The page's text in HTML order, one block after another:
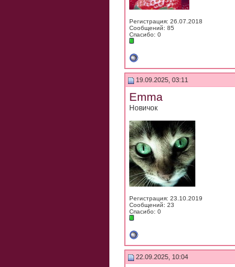
Регистрация: 26.07.2018
Сообщений: 85
Спасибо: 0
19.09.2025, 03:11
Emma
Новичок
Регистрация: 23.10.2019
Сообщений: 23
Спасибо: 0
22.09.2025, 10:04